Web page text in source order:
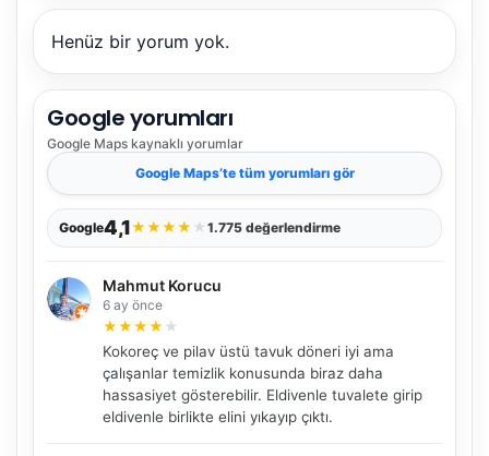
Henüz bir yorum yok.
Google yorumları
Google Maps kaynaklı yorumlar
Google Maps’te tüm yorumları gör
Google4,1★★★★ ★ 1.775 değerlendirme
Mahmut Korucu
6 ay önce
★★★★ ★
Kokoreç ve pilav üstü tavuk döneri iyi ama
çalışanlar temizlik konusunda biraz daha
hassasiyet gösterebilir. Eldivenle tuvalete girip
eldivenle birlikte elini yıkayıp çıktı.